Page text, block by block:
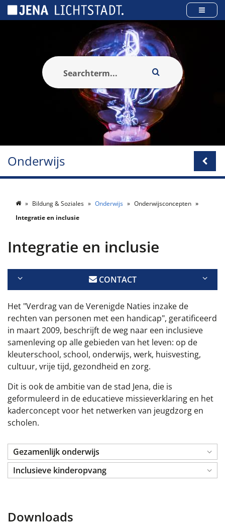
Onderwijs
Bildung & Soziales Onderwijs
Onderwijsconcepten
Integratie en inclusie
Integratie en inclusie
CONTACT
Het "Verdrag van de Verenigde Naties inzake de
rechten van personen met een handicap", geratificeerd
in maart 2009, beschrijft de weg naar een inclusieve
samenleving op alle gebieden van het leven: op de
kleuterschool, school, onderwijs, werk, huisvesting,
cultuur, vrije tijd, gezondheid en zorg.
Dit is ook de ambitie van de stad Jena, die is
geformuleerd in de educatieve missieverklaring en het
kaderconcept voor het netwerken van jeugdzorg en
scholen.
Gezamenlijk onderwijs
Inclusieve kinderopvang
Downloads
Cookies beheer paneel